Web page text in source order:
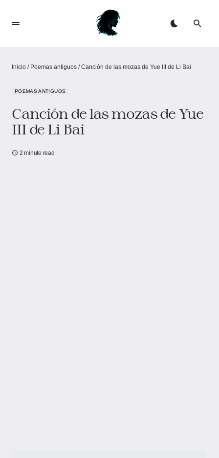
Inicio / Poemas antiguos /Canción de las mozas de Yue III de Li Bai
POEMAS ANTIGUOS
Canción de las mozas de Yue
III de Li Bai
2 minute read